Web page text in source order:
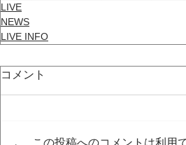
LIVE
NEWS
LIVE INFO
コメント